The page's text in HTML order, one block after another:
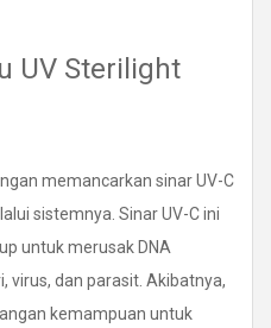
UV Sterilight
memancarkan sinar UV-C
sistemnya. Sinar UV-C ini
untuk merusak DNA
virus, dan parasit. Akibatnya,
kemampuan untuk